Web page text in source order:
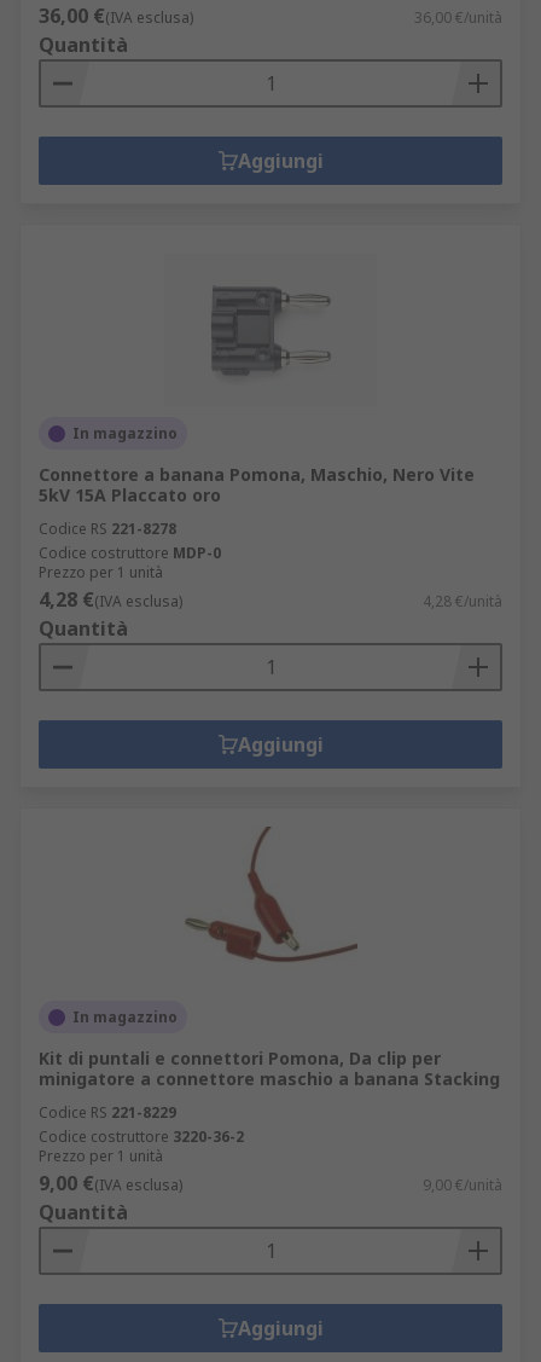
36,00 €(IVA esclusa) 36,00 €/unità
Quantità
Aggiungi
In magazzino
Connettore a banana Pomona, Maschio, Nero Vite
5kV 15A Placcato oro
Codice RS 221-8278
Codice costruttore MDP-0
Prezzo per 1 unità
4,28 €(IVA esclusa) 4,28 €/unità
Quantità
Aggiungi
In magazzino
Kit di puntali e connettori Pomona, Da clip per
minigatore a connettore maschio a banana Stacking
Codice RS 221-8229
Codice costruttore 3220-36-2
Prezzo per 1 unità
9,00 €(IVA esclusa) 9,00 €/unità
Quantità
Aggiungi